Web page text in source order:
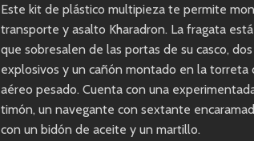
Este kit de plástico multipieza te permite
transporte y asalto Kharadron. La fragata
que sobresalen de las portas de su casco,
explosivos y un cañón montado en la torreta
aéreo pesado. Cuenta con una
timón, un navegante con sextante
con un bidón de aceite y un martillo.